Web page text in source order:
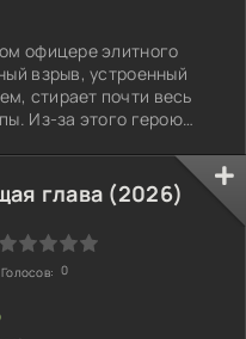
офицере элитного
взрыв, устроенный
стирает почти весь
Из-за этого герою
о крестнике,
(его образ воплотил
француз Жюльен
«Штурм» и «Лукас».
глава (2026)
Голосов: 0